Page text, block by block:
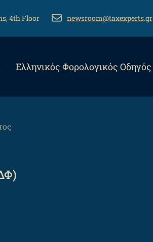
4th Floor EMAILnewsroom@taxexperts.gr
Eλληνικός Φορολογικός Οδηγός